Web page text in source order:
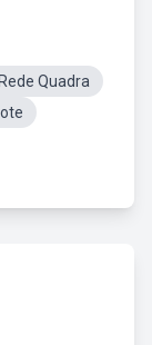
Quadra